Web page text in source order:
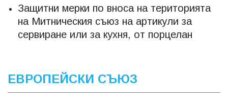
Защитни мерки по вноса на територията
на Митническия съюз на артикули за
сервиране или за кухня, от порцелан
ЕВРОПЕЙСКИ СЪЮЗ